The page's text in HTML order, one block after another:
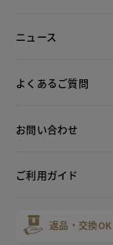
ニュース
よくあるご質問
お問い合わせ
ご利用ガイド
返品・交換OK